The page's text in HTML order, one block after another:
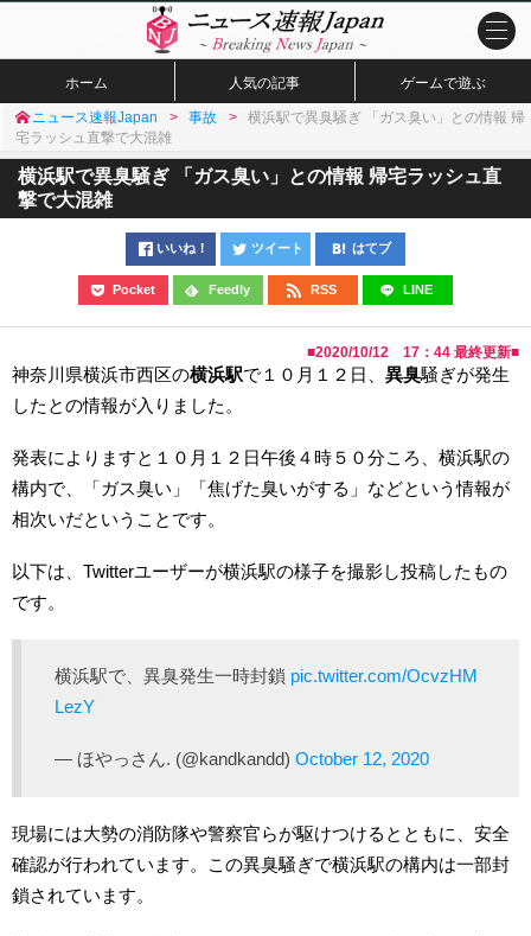
ホーム 人気の記事 ゲームで遊ぶ
ニュース速報Japan 事故
横浜駅で異臭騒ぎ 「ガス臭い」との情報 帰
宅ラッシュ直撃で大混雑
横浜駅で異臭騒ぎ 「ガス臭い」との情報 帰宅ラッシュ直
撃で大混雑
いいね！ ツイート はてブ
Pocket Feedly RSS LINE
■2020/10/12 17：44 最終更新■
神奈川県横浜市西区の横浜駅で１０月１２日、 異臭騒ぎが発生
したとの情報が入りました。
発表によりますと１０月１２日午後４時５０分ころ、横浜駅の
構内で、「ガス臭い」「焦げた臭いがする」などという情報が
相次いだということです。
以下は、Twitterユーザーが横浜駅の様子を撮影し投稿したもの
です。
横浜駅で、異臭発生一時封鎖 pic.twitter.com/OcvzHM
LezY
— ほやっさん. (@kandkandd) October 12, 2020
現場には大勢の消防隊や警察官らが駆けつけるとともに、安全
確認が行われています。この異臭騒ぎで横浜駅の構内は一部封
鎖されています。